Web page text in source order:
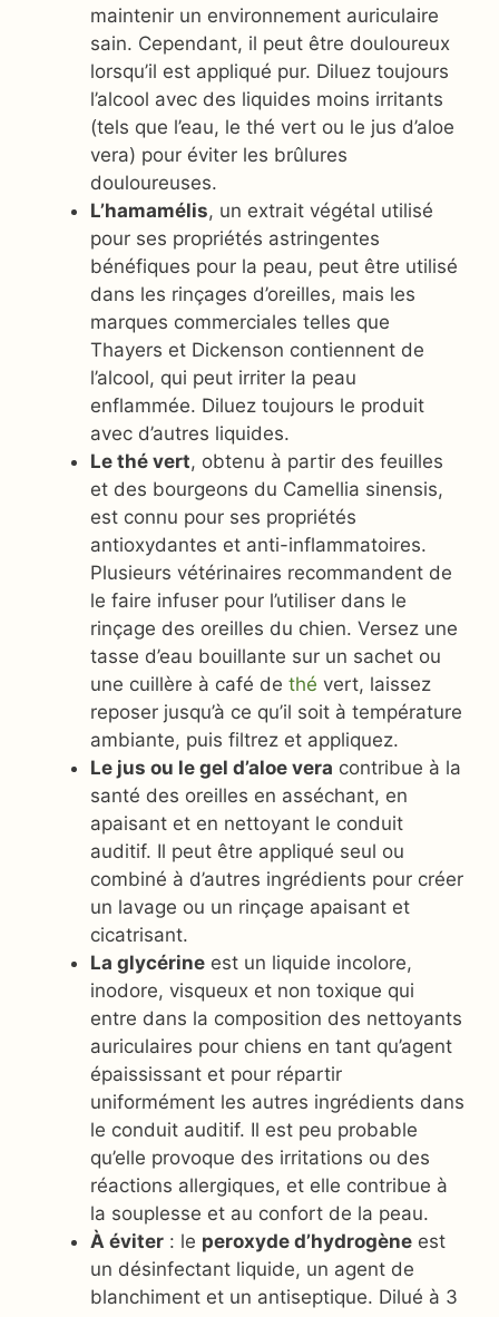
maintenir un environnement auriculaire
sain. Cependant, il peut être douloureux
lorsqu’il est appliqué pur. Diluez toujours
l’alcool avec des liquides moins irritants
(tels que l’eau, le thé vert ou le jus d’aloe
vera) pour éviter les brûlures
douloureuses.
L’hamamélis, un extrait végétal utilisé
pour ses propriétés astringentes
bénéfiques pour la peau, peut être utilisé
dans les rinçages d’oreilles, mais les
marques commerciales telles que
Thayers et Dickenson contiennent de
l’alcool, qui peut irriter la peau
enflammée. Diluez toujours le produit
avec d’autres liquides.
Le thé vert, obtenu à partir des feuilles
et des bourgeons du Camellia sinensis,
est connu pour ses propriétés
antioxydantes et anti-inflammatoires.
Plusieurs vétérinaires recommandent de
le faire infuser pour l’utiliser dans le
rinçage des oreilles du chien. Versez une
tasse d’eau bouillante sur un sachet ou
une cuillère à café de thé vert, laissez
reposer jusqu’à ce qu’il soit à température
ambiante, puis filtrez et appliquez.
Le jus ou le gel d’aloe vera contribue à la
santé des oreilles en asséchant, en
apaisant et en nettoyant le conduit
auditif. Il peut être appliqué seul ou
combiné à d’autres ingrédients pour créer
un lavage ou un rinçage apaisant et
cicatrisant.
La glycérine est un liquide incolore,
inodore, visqueux et non toxique qui
entre dans la composition des nettoyants
auriculaires pour chiens en tant qu’agent
épaississant et pour répartir
uniformément les autres ingrédients dans
le conduit auditif. Il est peu probable
qu’elle provoque des irritations ou des
réactions allergiques, et elle contribue à
la souplesse et au confort de la peau.
À éviter : le peroxyde d’hydrogène est
un désinfectant liquide, un agent de
blanchiment et un antiseptique. Dilué à 3